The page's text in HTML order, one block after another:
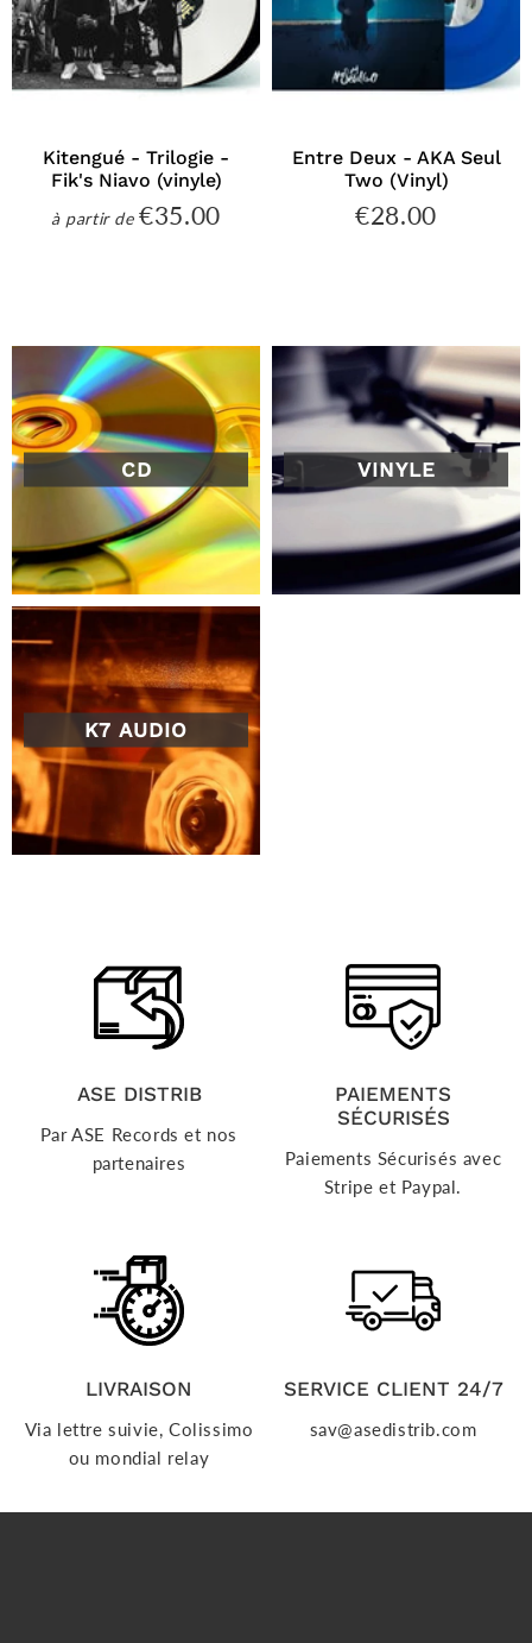
Kitengué - Trilogie -
Fik's Niavo (vinyle)
à partir dePrix
€35.00
Entre Deux - AKA Seul
Two (Vinyl)
Prix
€28.00
CD VINYLE
K7 AUDIO
ASE DISTRIB
Par ASE Records et nos
partenaires
PAIEMENTS
SÉCURISÉS
Paiements Sécurisés avec
Stripe et Paypal.
LIVRAISON
Via lettre suivie, Colissimo
ou mondial relay
SERVICE CLIENT 24/7
sav@asedistrib.com